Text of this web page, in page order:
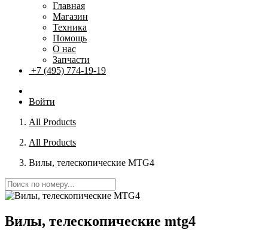
Главная
Магазин
Техника
Помощь
О нас
Запчасти
+7 (495) 774-19-19
Войти
All Products
All Products
Вилы, телескопические MTG4
Вилы, телескопические mtg4